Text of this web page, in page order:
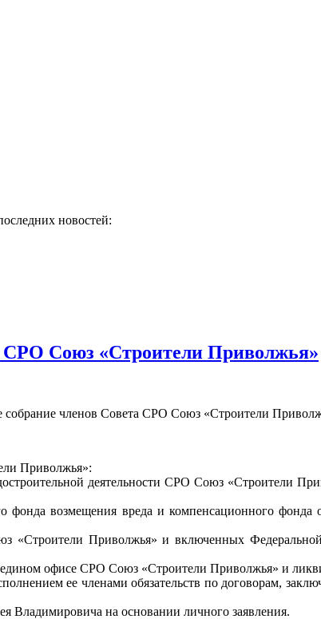
новостей:
СРО Союз «Строители Приволжья»
собрание членов Совета СРО Союз «Строители
Приволжья»:
деятельности СРО Союз «Строители
возмещения вреда и компенсационного фонда
Приволжья» и включенных
офисе СРО Союз «Строители Приволжья» и
ее членами обязательств по договорам,
Владимировича на основании личного заявления.